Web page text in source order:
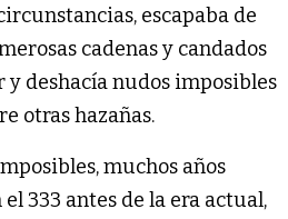
escapaba de
cadenas y candados
y deshacía nudos imposibles
otras hazañas.
muchos años
333 antes de la era actual,